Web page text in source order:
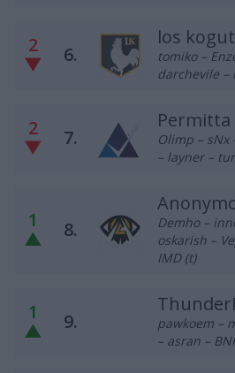
2
▼
6.
los
tomiko –
darchevile –
2
▼
7.
Permitta
Olimp – sNx
– layner –
1
▲
8.
Demho –
oskarish –
IMD (t)
1
▲
9.
pawkoem –
– asran –